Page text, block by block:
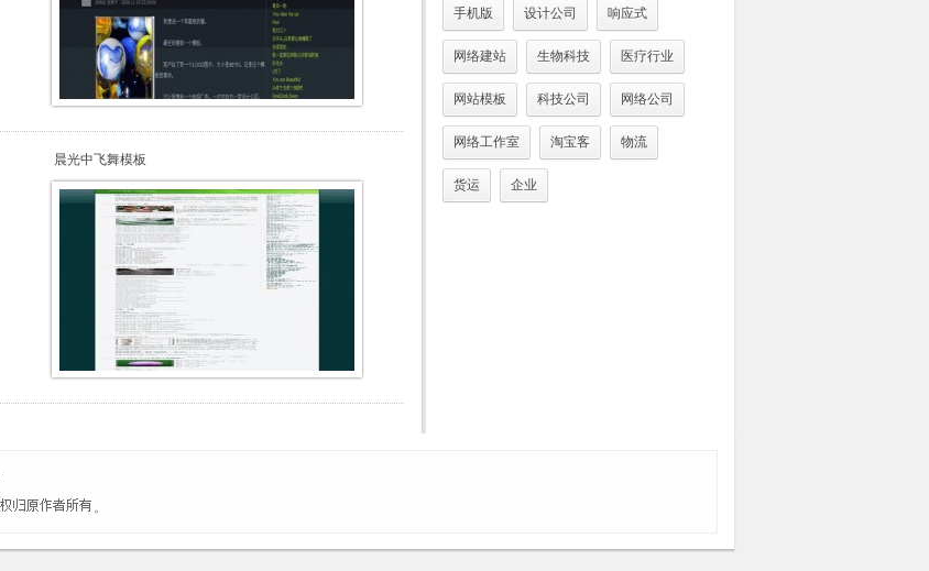
晨光中飞舞模板
手机版 设计公司 响应式
网络建站 生物科技 医疗行业
网站模板 科技公司 网络公司
网络工作室 淘宝客 物流
货运 企业
。